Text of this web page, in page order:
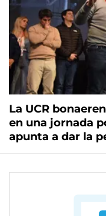
La UCR
en una jornada
apunta a dar la